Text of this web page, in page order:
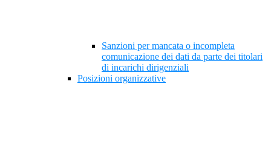
Sanzioni per mancata o incompleta
comunicazione dei dati da parte dei titolari
di incarichi dirigenziali
Posizioni organizzative